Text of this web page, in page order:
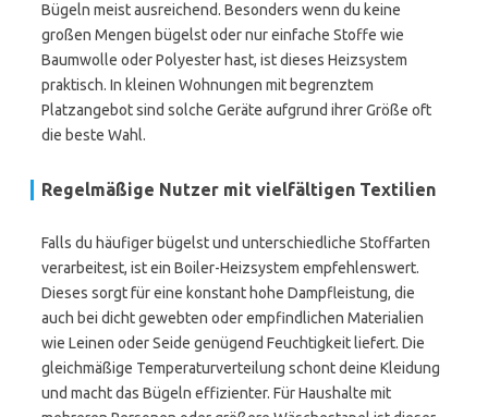
Bügeln meist ausreichend. Besonders wenn du keine
großen Mengen bügelst oder nur einfache Stoffe wie
Baumwolle oder Polyester hast, ist dieses Heizsystem
praktisch. In kleinen Wohnungen mit begrenztem
Platzangebot sind solche Geräte aufgrund ihrer Größe oft
die beste Wahl.
Regelmäßige Nutzer mit vielfältigen Textilien
Falls du häufiger bügelst und unterschiedliche Stoffarten
verarbeitest, ist ein Boiler-Heizsystem empfehlenswert.
Dieses sorgt für eine konstant hohe Dampfleistung, die
auch bei dicht gewebten oder empfindlichen Materialien
wie Leinen oder Seide genügend Feuchtigkeit liefert. Die
gleichmäßige Temperaturverteilung schont deine Kleidung
und macht das Bügeln effizienter. Für Haushalte mit